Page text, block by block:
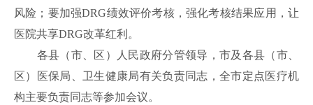
风险；要加强DRG绩效评价考核，强化考核结果应用，让
医院共享DRG改革红利。
各县（市、区）人民政府分管领导，市及各县（市、
区）医保局、卫生健康局有关负责同志，全市定点医疗机
构主要负责同志等参加会议。